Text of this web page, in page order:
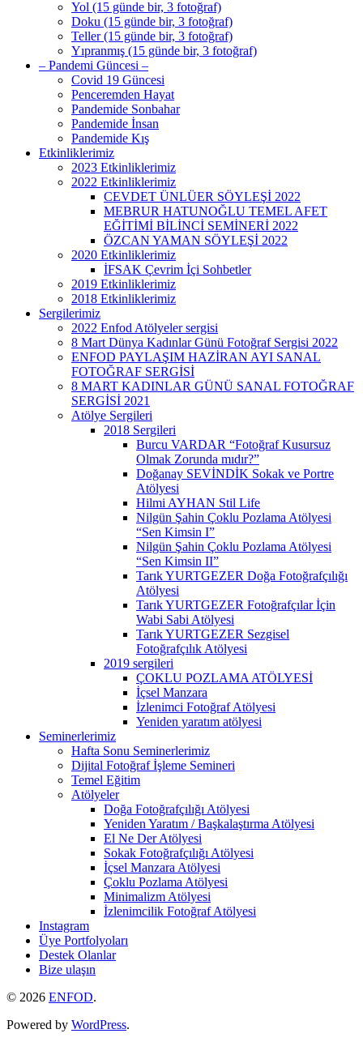
Yol (15 günde bir, 3 fotoğraf)
Doku (15 günde bir, 3 fotoğraf)
Teller (15 günde bir, 3 fotoğraf)
Yıpranmış (15 günde bir, 3 fotoğraf)
– Pandemi Güncesi –
Covid 19 Güncesi
Penceremden Hayat
Pandemide Sonbahar
Pandemide İnsan
Pandemide Kış
Etkinliklerimiz
2023 Etkinliklerimiz
2022 Etkinliklerimiz
CEVDET ÜNLÜER SÖYLEŞİ 2022
MEBRUR HATUNOĞLU TEMEL AFET
EĞİTİMİ BİLİNCİ SEMİNERİ 2022
ÖZCAN YAMAN SÖYLEŞİ 2022
2020 Etkinliklerimiz
İFSAK Çevrim İçi Sohbetler
2019 Etkinliklerimiz
2018 Etkinliklerimiz
Sergilerimiz
2022 Enfod Atölyeler sergisi
8 Mart Dünya Kadınlar Günü Fotoğraf Sergisi 2022
ENFOD PAYLAŞIM HAZİRAN AYI SANAL
FOTOĞRAF SERGİSİ
8 MART KADINLAR GÜNÜ SANAL FOTOĞRAF
SERGİSİ 2021
Atölye Sergileri
2018 Sergileri
Burcu VARDAR “Fotoğraf Kusursuz
Olmak Zorunda mıdır?”
Doğanay SEVİNDİK Sokak ve Portre
Atölyesi
Hilmi AYHAN Stil Life
Nilgün Şahin Çoklu Pozlama Atölyesi
“Sen Kimsin I”
Nilgün Şahin Çoklu Pozlama Atölyesi
“Sen Kimsin II”
Tarık YURTGEZER Doğa Fotoğrafçılığı
Atölyesi
Tarık YURTGEZER Fotoğrafçılar İçin
Wabi Sabi Atölyesi
Tarık YURTGEZER Sezgisel
Fotoğrafçılık Atölyesi
2019 sergileri
ÇOKLU POZLAMA ATÖLYESİ
İçsel Manzara
İzlenimci Fotoğraf Atölyesi
Yeniden yaratım atölyesi
Seminerlerimiz
Hafta Sonu Seminerlerimiz
Dijital Fotoğraf İşleme Semineri
Temel Eğitim
Atölyeler
Doğa Fotoğrafçılığı Atölyesi
Yeniden Yaratım / Başkalaştırma Atölyesi
El Ne Der Atölyesi
Sokak Fotoğrafçılığı Atölyesi
İçsel Manzara Atölyesi
Çoklu Pozlama Atölyesi
Minimalizm Atölyesi
İzlenimcilik Fotoğraf Atölyesi
Instagram
Üye Portfolyoları
Destek Olanlar
Bize ulaşın
© 2026 ENFOD.
Powered by WordPress.